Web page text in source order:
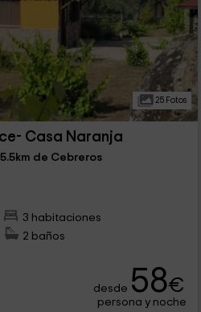
25 Fotos
Casa Naranja
de Cebreros
3 habitaciones
2 baños
desde 58€
persona y noche